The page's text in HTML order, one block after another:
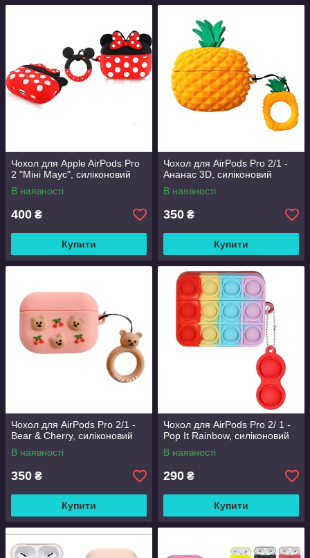
Чохол для Apple AirPods Pro
2 "Міні Маус", силіконовий
В наявності
400 ₴
Купити
Чохол для AirPods Pro 2/1 -
Ананас 3D, силіконовий
В наявності
350 ₴
Купити
Чохол для AirPods Pro 2/1 -
Bear & Cherry, силіконовий
В наявності
350 ₴
Купити
Чохол для AirPods Pro 2/ 1 -
Pop It Rainbow, силіконовий
В наявності
290 ₴
Купити